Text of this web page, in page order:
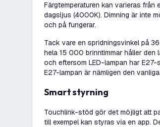
Färgtemperaturen kan varieras
dagsljus (4000K). Dimning är inte
och på fungerar.
Tack vare en spridningsvinkel på
hela 15 000 brinntimmar håller den
och eftersom LED-lampan har
E27-lampan är nämligen den
Smart styrning
Touchlink-stöd gör det möjligt att
till exempel kan styras via en app.